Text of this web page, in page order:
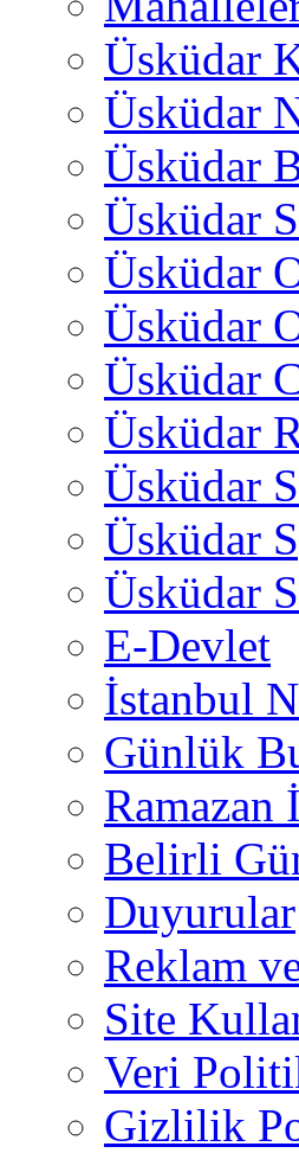
Üsküdar
Üsküdar
Üsküdar
Üsküdar
Üsküdar
Üsküdar
Üsküdar
Üsküdar
Üsküdar
Üsküdar
Üsküdar
E-Devlet
İstanbul
Günlük
Ramazan
Belirli
Duyurular
Reklam
Site
Veri
Gizlilik